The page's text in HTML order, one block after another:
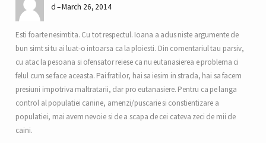
d March 26, 2014
Esti foarte nesimtita. Cu tot respectul. Ioana a adus niste argumente de
bun simt si tu ai luat-o intoarsa ca la ploiesti. Din comentariul tau parsiv,
cu atac la pesoana si ofensator reiese ca nu eutanasierea e problema ci
felul cum se face aceasta. Pai fratilor, hai sa iesim in strada, hai sa facem
presiuni impotriva maltratarii, dar pro eutanasiere. Pentru ca pe langa
control al populatiei canine, amenzi/puscarie si constientizare a
populatiei, mai avem nevoie si de a scapa de cei cateva zeci de mii de
caini.